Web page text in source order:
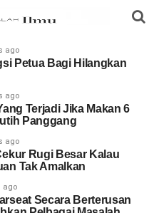
ago
Petua Bagi Hilangkan
ago
Terjadi Jika Makan 6
Panggang
ago
Rugi Besar Kalau
Tak Amalkan
ago
Secara Berterusan